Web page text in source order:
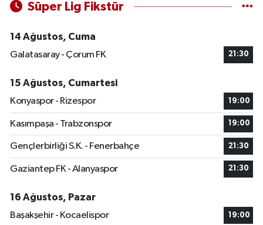
Süper Lig Fikstür
14 Ağustos, Cuma
Galatasaray - Çorum FK
21:30
15 Ağustos, Cumartesi
Konyaspor - Rizespor
19:00
Kasımpaşa - Trabzonspor 19:00
Gençlerbirliği S.K. - Fenerbahçe 21:30
Gaziantep FK - Alanyaspor 21:30
16 Ağustos, Pazar
Başakşehir - Kocaelispor
19:00